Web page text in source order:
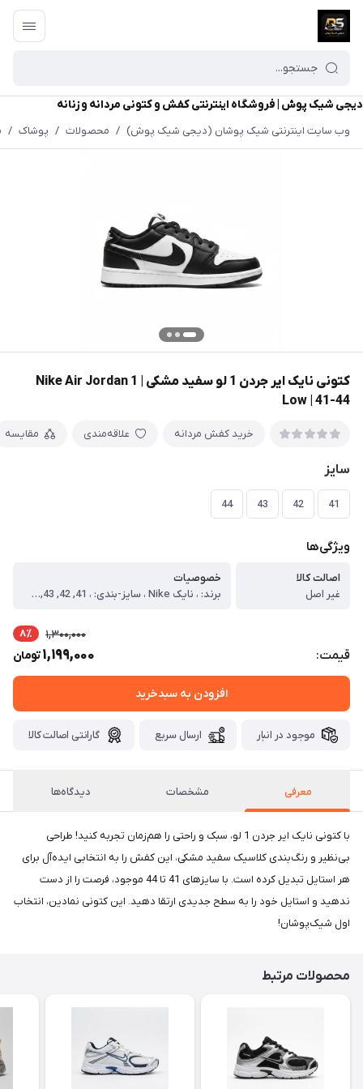
دیجی شیک پوش | فروشگاه اینترنتی کفش و کتونی مردانه و زنانه
وب سایت اینترنتی شیک پوشان (دیجی شیک پوش) / محصولات / پوشاک /
کتونی نایک ایر جردن 1 لو سفید مشکی | Nike Air Jordan 1
Low | 41-44
خرید کفش مردانه علاقه‌مندی مقایسه
سایز
41
42
43
44
ویژگی‌ها
اصالت کالا
غیر اصل
خصوصیات
برند: ، نایک Nike ، سایز-بندی: ، 41, 42, 43, 44 ، ویژه: ، آقایان ، مناسب: ، استریت استایل, روزمره, ست اسپرت, ست فشن, کژوال ، لژ: ، ندارد ، ساق: ، کوتاه ، رنگ بندی: ، دارد ، کیفیت: ، مشابه اورجینال (بهترین کیفیت تولید داخل)
قیمت:
1,300,000 8٪
1,199,000تومان
افزودن به سبدخرید
موجود در انبار ارسال سریع گارانتی اصالت کالا
معرفی مشخصات دیدگاه‌ها
با کتونی نایک ایر جردن 1 لو، سبک و راحتی را هم‌زمان تجربه کنید! طراحی
بی‌نظیر و رنگ‌بندی کلاسیک سفید مشکی، این کفش را به انتخابی ایده‌آل برای
هر استایل تبدیل کرده است. با سایزهای 41 تا 44 موجود، فرصت را از دست
ندهید و استایل خود را به سطح جدیدی ارتقا دهید. این کتونی نمادین، انتخاب
اول شیک‌پوشان!
محصولات مرتبط